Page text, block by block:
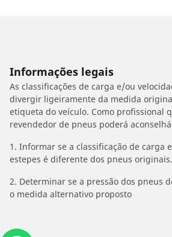
Informações legais
As classificações de carga e/ou
divergir ligeiramente da medida
etiqueta do veículo. Como profissional
revendedor de pneus poderá
1. Informar se a classificação de carga
estepes é diferente dos pneus originais.
2. Determinar se a pressão dos pneus
o medida alternativo proposto